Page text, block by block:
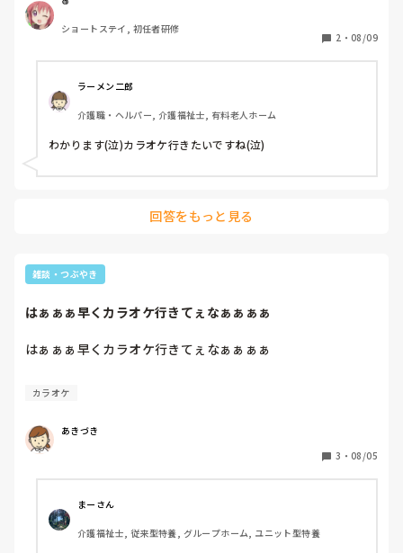
´)ノ ！！！
ショートステイ, 初任者研修
2 ・ 08/09
ラーメン二郎
介護職・ヘルパー, 介護福祉士, 有料老人ホーム
わかります(泣)カラオケ行きたいですね(泣)
回答をもっと見る
雑談・つぶやき
はぁぁぁ早くカラオケ行きてぇなぁぁぁぁ
はぁぁぁ早くカラオケ行きてぇなぁぁぁぁ
カラオケ
あきづき
3 ・ 08/05
まーさん
介護福祉士, 従来型特養, グループホーム, ユニット型特養